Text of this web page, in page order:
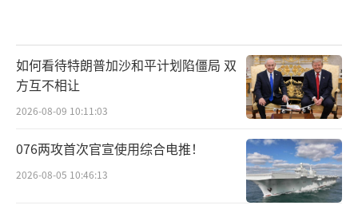
如何看待特朗普加沙和平计划陷僵局 双
方互不相让
2026-08-09 10:11:03
076两攻首次官宣使用综合电推！
2026-08-05 10:46:13